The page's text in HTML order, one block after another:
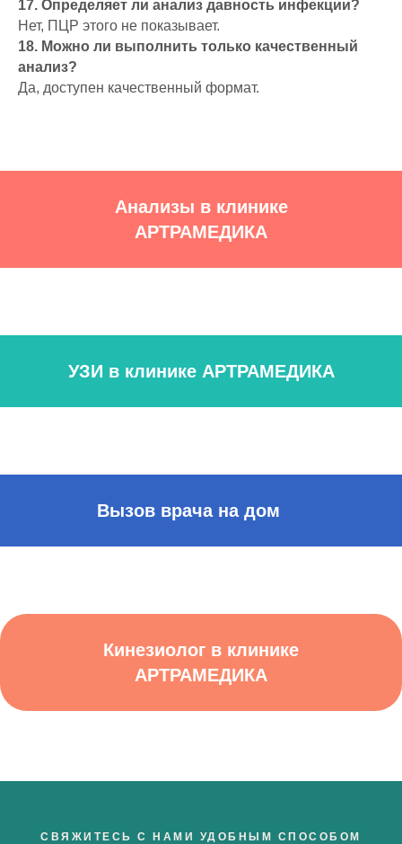
17. Определяет ли анализ давность инфекции?
Нет, ПЦР этого не показывает.
18. Можно ли выполнить только качественный
анализ?
Да, доступен качественный формат.
Анализы в клинике
АРТРАМЕДИКА
УЗИ в клинике АРТРАМЕДИКА
Вызов врача на дом
Кинезиолог в клинике
АРТРАМЕДИКА
СВЯЖИТЕСЬ С НАМИ УДОБНЫМ СПОСОБОМ